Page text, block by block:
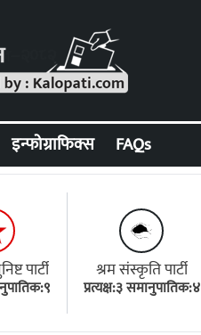
इन्फोग्राफिक्स FAQs
पार्टी श्रम संस्कृति पार्टी
प्रत्यक्ष:३ समानुपातिक:४